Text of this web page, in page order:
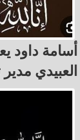
أسامة داود
العبيدي